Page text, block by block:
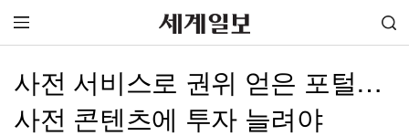
사전 서비스로 권위 얻은 포털…
사전 콘텐츠에 투자 늘려야